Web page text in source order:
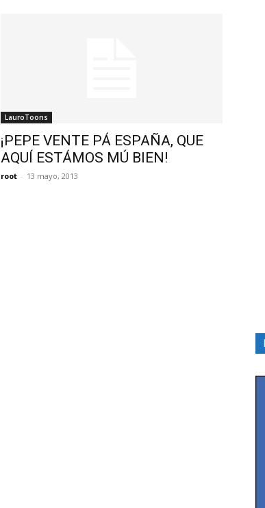
LauroToons
¡PEPE VENTE PÁ ESPAÑA, QUE
AQUÍ ESTÁMOS MÚ BIEN!
root - 13 mayo, 2013